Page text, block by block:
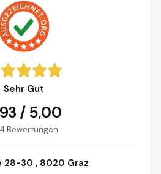
Sehr Gut
/ 5,00
Bewertungen
28-30 , 8020 Graz